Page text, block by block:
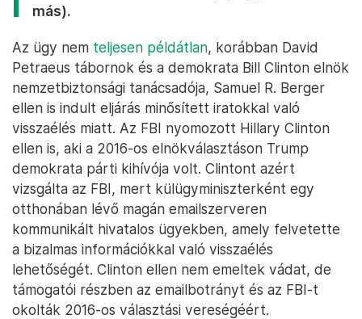
más).
Az ügy nem teljesen példátlan, korábban David
Petraeus tábornok és a demokrata Bill Clinton elnök
nemzetbiztonsági tanácsadója, Samuel R. Berger
ellen is indult eljárás minősített iratokkal való
visszaélés miatt. Az FBI nyomozott Hillary Clinton
ellen is, aki a 2016-os elnökválasztáson Trump
demokrata párti kihívója volt. Clintont azért
vizsgálta az FBI, mert külügyminiszterként egy
otthonában lévő magán emailszerveren
kommunikált hivatalos ügyekben, amely felvetette
a bizalmas információkkal való visszaélés
lehetőségét. Clinton ellen nem emeltek vádat, de
támogatói részben az emailbotrányt és az FBI-t
okolták 2016-os választási vereségéért.